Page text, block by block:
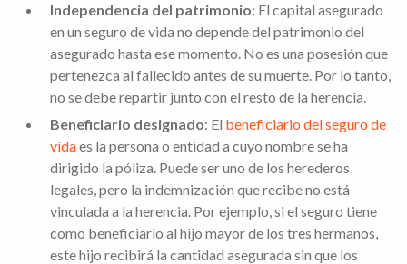
Independencia del patrimonio: El capital asegurado
en un seguro de vida no depende del patrimonio del
asegurado hasta ese momento. No es una posesión que
pertenezca al fallecido antes de su muerte. Por lo tanto,
no se debe repartir junto con el resto de la herencia.
Beneficiario designado: El beneficiario del seguro de
vidaes la persona o entidad a cuyo nombre se ha
dirigido la póliza. Puede ser uno de los herederos
legales, pero la indemnización que recibe no está
vinculada a la herencia. Por ejemplo, si el seguro tiene
como beneficiario al hijo mayor de los tres hermanos,
este hijo recibirá la cantidad asegurada sin que los